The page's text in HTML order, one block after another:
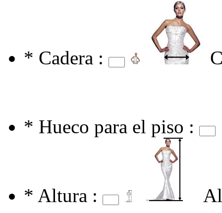
* Cadera :
* Hueco para el piso :
* Altura :